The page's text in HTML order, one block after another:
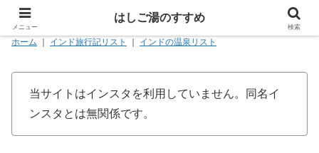
ホーム インド旅行記リスト インドの温泉リスト
当サイトはインスタを利用していません。同名イ
ンスタとは無関係です。
メニュー
はしご湯のすすめ
検索